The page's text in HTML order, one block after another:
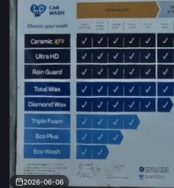
2026-06-06